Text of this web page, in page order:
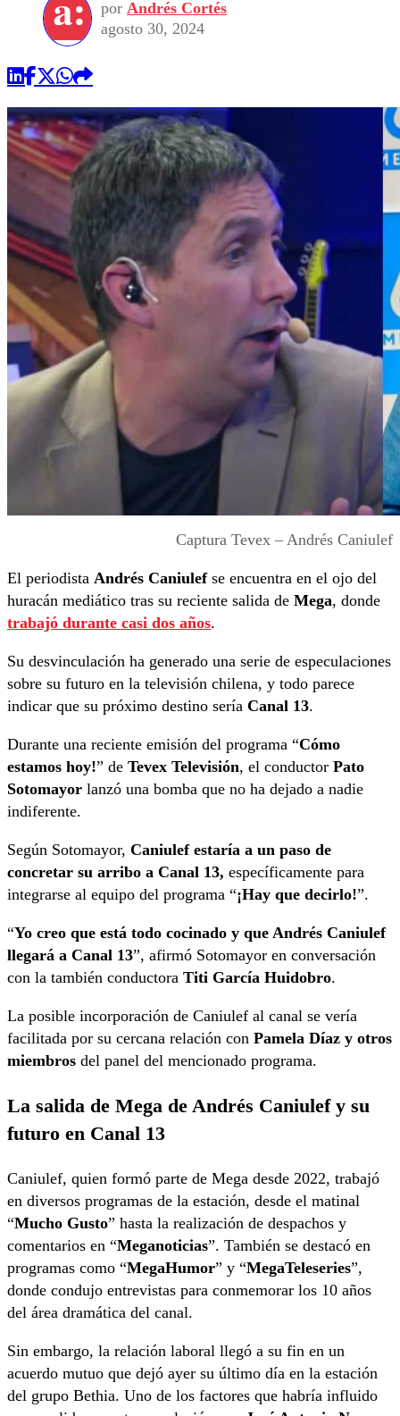
por Andrés Cortés
agosto 30, 2024
Captura Tevex – Andrés Caniulef
El periodista Andrés Caniulefse encuentra en el ojo del
huracán mediático tras su reciente salida de Mega, donde
trabajó durante casi dos años.
Su desvinculación ha generado una serie de especulaciones
sobre su futuro en la televisión chilena, y todo parece
indicar que su próximo destino sería Canal 13.
Durante una reciente emisión del programa “Cómo
estamos hoy!” de Tevex Televisión, el conductor Pato
Sotomayor lanzó una bomba que no ha dejado a nadie
indiferente.
Según Sotomayor, Caniulef estaría a un paso de
concretar su arribo a Canal 13, específicamente para
integrarse al equipo del programa “¡Hay que decirlo!”.
“Yo creo que está todo cocinado y que Andrés Caniulef
llegará a Canal 13”, afirmó Sotomayor en conversación
con la también conductora Titi García Huidobro.
La posible incorporación de Caniulef al canal se vería
facilitada por su cercana relación con Pamela Díaz y otros
miembros del panel del mencionado programa.
La salida de Mega de Andrés Caniulef y su
futuro en Canal 13
Caniulef, quien formó parte de Mega desde 2022, trabajó
en diversos programas de la estación, desde el matinal
“Mucho Gusto” hasta la realización de despachos y
comentarios en “Meganoticias”. También se destacó en
programas como “MegaHumor” y “MegaTeleseries”,
donde condujo entrevistas para conmemorar los 10 años
del área dramática del canal.
Sin embargo, la relación laboral llegó a su fin en un
acuerdo mutuo que dejó ayer su último día en la estación
del grupo Bethia. Uno de los factores que habría influido